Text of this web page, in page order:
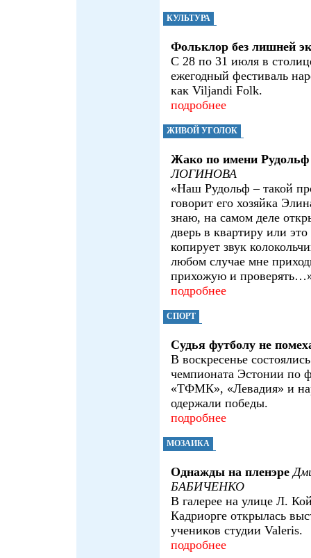
КУЛЬТУРА
Фольклор без лишней
С 28 по 31 июля в
ежегодный фестиваль
как Viljandi Folk.
подробнее
ЖИВОЙ УГОЛОК
Жако по имени Рудольф
ЛОГИНОВА
«Наш Рудольф – такой
говорит его хозяйка
знаю, на самом деле
дверь в квартиру или
копирует звук
любом случае мне
прихожую и
подробнее
СПОРТ
Судья футболу не
В воскресенье
чемпионата Эстонии по
«ТФМК», «Левадия» и
одержали победы.
подробнее
МОЗАИКА
Однажды на пленэре
БАБИЧЕНКО
В галерее на улице Л.
Кадриорге открылась
учеников студии Valeris.
подробнее